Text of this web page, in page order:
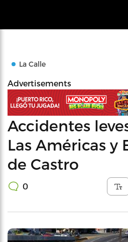
La Calle
Advertisements
Accidentes
Las Américas y
de Castro
0